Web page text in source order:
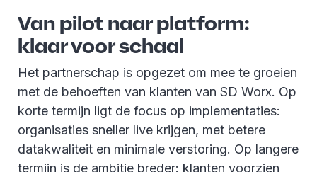
Van pilot naar platform:
klaar voor schaal
Het partnerschap is opgezet om mee te groeien
met de behoeften van klanten van SD Worx. Op
korte termijn ligt de focus op implementaties:
organisaties sneller live krijgen, met betere
datakwaliteit en minimale verstoring. Op langere
termijn is de ambitie breder: klanten voorzien